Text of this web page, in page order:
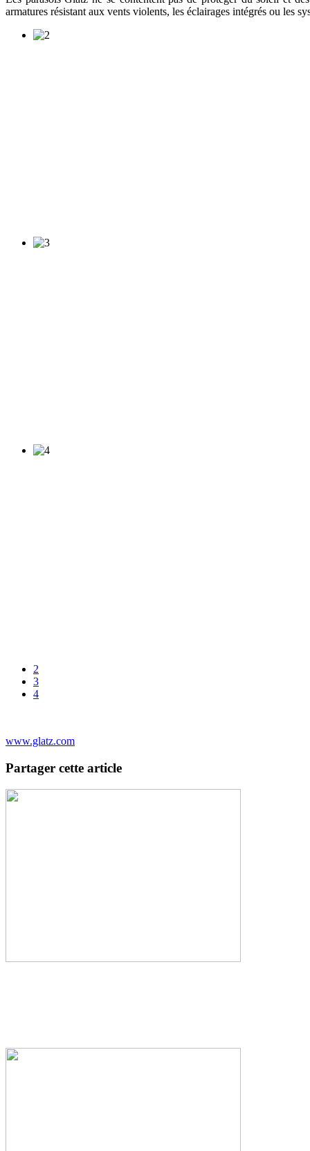
armatures résistant aux vents violents, les éclairages intégrés ou les
2
3
4
www.glatz.com
Partager cette article